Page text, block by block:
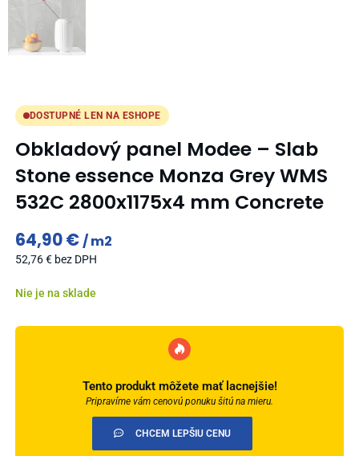
DOSTUPNÉ LEN NA ESHOPE
Obkladový panel Modee – Slab
Stone essence Monza Grey WMS
532C 2800x1175x4 mm Concrete
64,90€ m2
52,76€ bez DPH
Nie je na sklade
Tento produkt môžete mať lacnejšie!
Pripravíme vám cenovú ponuku šitú na mieru.
CHCEM LEPŠIU CENU